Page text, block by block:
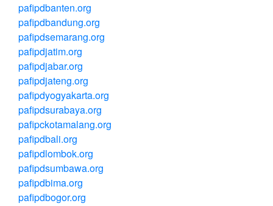
pafipdbanten.org
pafipdbandung.org
pafipdsemarang.org
pafipdjatim.org
pafipdjabar.org
pafipdjateng.org
pafipdyogyakarta.org
pafipdsurabaya.org
pafipckotamalang.org
pafipdbali.org
pafipdlombok.org
pafipdsumbawa.org
pafipdbima.org
pafipdbogor.org